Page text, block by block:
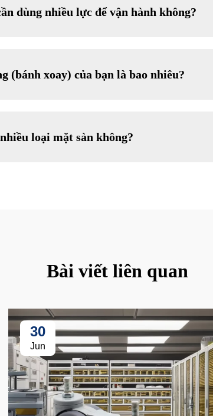
dùng nhiều lực để vận hành không?
(bánh xoay) của bạn là bao nhiêu?
loại mặt sàn không?
Bài viết liên quan
30
Jun